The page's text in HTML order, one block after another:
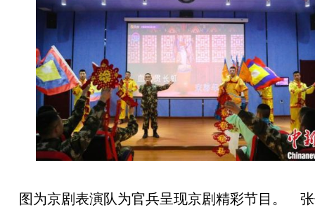
图为京剧表演队为官兵呈现京剧精彩节目。